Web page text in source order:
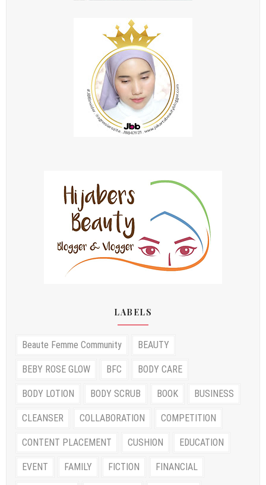
LABELS
Beaute Femme Community BEAUTY
BEBY ROSE GLOW BFC BODY CARE
BODY LOTION BODY SCRUB BOOK BUSINESS
CLEANSER COLLABORATION COMPETITION
CONTENT PLACEMENT CUSHION EDUCATION
EVENT FAMILY FICTION FINANCIAL